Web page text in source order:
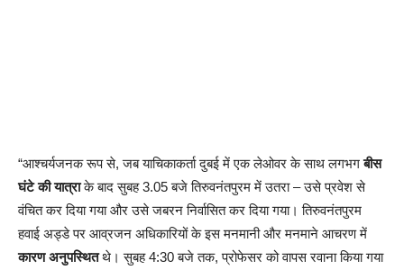
“आश्चर्यजनक रूप से, जब याचिकाकर्ता दुबई में एक लेओवर के साथ लगभगबीस
घंटे की यात्राके बाद सुबह 3.05 बजे तिरुवनंतपुरम में उतरा – उसे प्रवेश से
वंचित कर दिया गया और उसे जबरन निर्वासित कर दिया गया। तिरुवनंतपुरम
हवाई अड्डे पर आव्रजन अधिकारियों के इस मनमानी और मनमाने आचरण में
कारण अनुपस्थितथे। सुबह 4:30 बजे तक, प्रोफेसर को वापस रवाना किया गया